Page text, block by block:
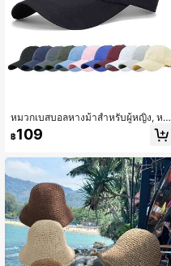
หมวกเบสบอลหางม้าสำหรับผู้หญิง, หม
วกหางม้าสูงแบบปรับได้, หมวก Messy
Bun, แห้งเร็ว, เหมาะสำหรับวิ่ง, กีฬากล
฿109